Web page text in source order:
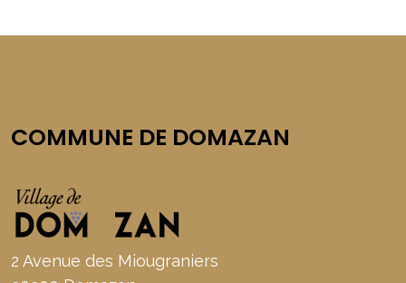
COMMUNE DE DOMAZAN
2 Avenue des Miougraniers